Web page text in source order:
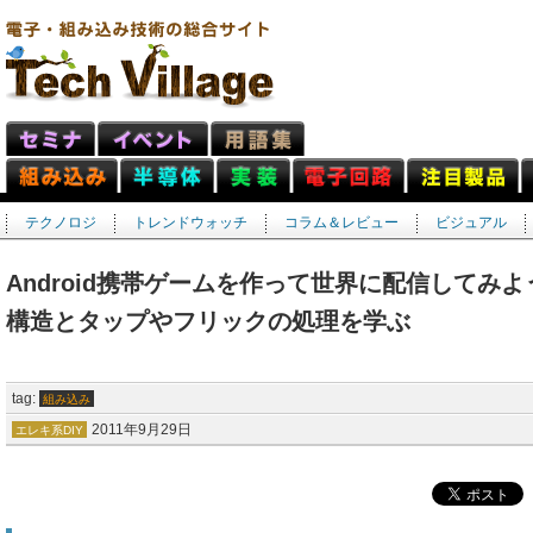
テクノロジ トレンドウォッチ コラム＆レビュー ビジュアル
Android携帯ゲームを作って世界に配信してみ
構造とタップやフリックの処理を学ぶ
tag: 組み込み
エレキ系DIY 2011年9月29日